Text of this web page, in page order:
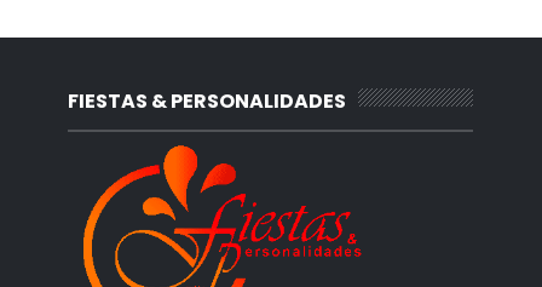
FIESTAS & PERSONALIDADES